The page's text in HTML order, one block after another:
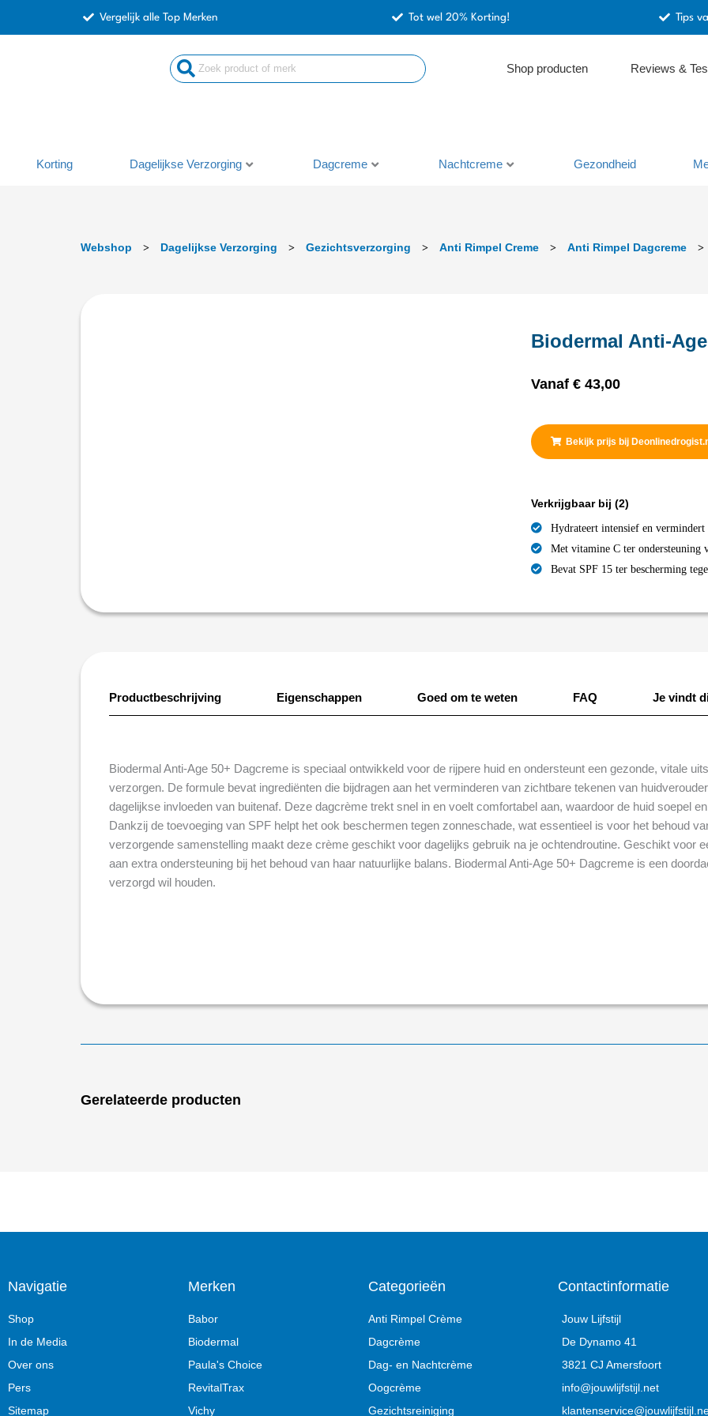
Vergelijk alle Top Merken Tot wel 20% Korting! Tips
Shop producten Reviews &
Korting Dagelijkse Verzorging Dagcreme Nachtcreme Gezondheid
Webshop > Dagelijkse Verzorging > Gezichtsverzorging > Anti Rimpel Creme > Anti Rimpel Dagcreme >
Biodermal Anti-
Vanaf € 43,00
Bekijk prijs bij
Verkrijgbaar bij (2)
Hydrateert intensief en
Met vitamine C ter ondersteuning
Bevat SPF 15 ter bescherming
Productbeschrijving Eigenschappen Goed om te weten FAQ Je vindt
Biodermal Anti-Age 50+ Dagcreme is speciaal ontwikkeld voor de rijpere huid en ondersteunt een gezonde, vitale
verzorgen. De formule bevat ingrediënten die bijdragen aan het verminderen van zichtbare tekenen van
dagelijkse invloeden van buitenaf. Deze dagcrème trekt snel in en voelt comfortabel aan, waardoor de huid soepel
Dankzij de toevoeging van SPF helpt het ook beschermen tegen zonneschade, wat essentieel is voor het behoud
verzorgende samenstelling maakt deze crème geschikt voor dagelijks gebruik na je ochtendroutine. Geschikt voor
aan extra ondersteuning bij het behoud van haar natuurlijke balans. Biodermal Anti-Age 50+ Dagcreme is een
verzorgd wil houden.
Gerelateerde producten
Navigatie
Shop
In de Media
Over ons
Pers
Sitemap
Merken
Babor
Biodermal
Paula's Choice
RevitalTrax
Vichy
Categorieën
Anti Rimpel Crème
Dagcrème
Dag- en Nachtcrème
Oogcrème
Gezichtsreiniging
Contactinformatie
Jouw Lijfstijl
De Dynamo 41
3821 CJ Amersfoort
info@jouwlijfstijl.net